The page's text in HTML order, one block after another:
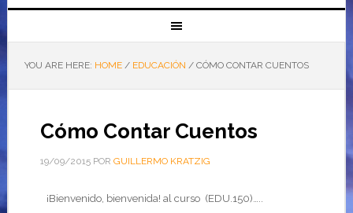
YOU ARE HERE: HOME / EDUCACIÓN /CÓMO CONTAR CUENTOS
Cómo Contar Cuentos
19/09/2015POR GUILLERMO KRATZIG
¡Bienvenido, bienvenida! al curso (EDU.150)…..